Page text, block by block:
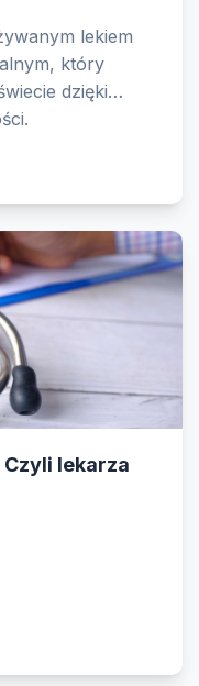
lekiem
który
dzięki
lekarza